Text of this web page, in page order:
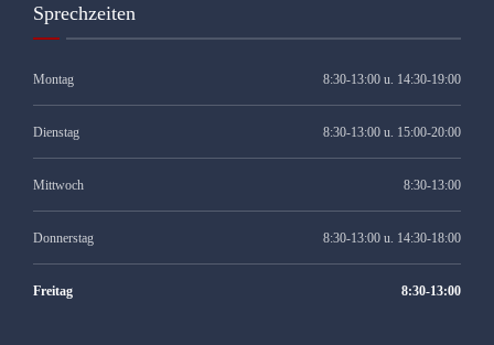
Sprechzeiten
Montag 8:30-13:00 u. 14:30-19:00
Dienstag 8:30-13:00 u. 15:00-20:00
Mittwoch 8:30-13:00
Donnerstag 8:30-13:00 u. 14:30-18:00
Freitag 8:30-13:00